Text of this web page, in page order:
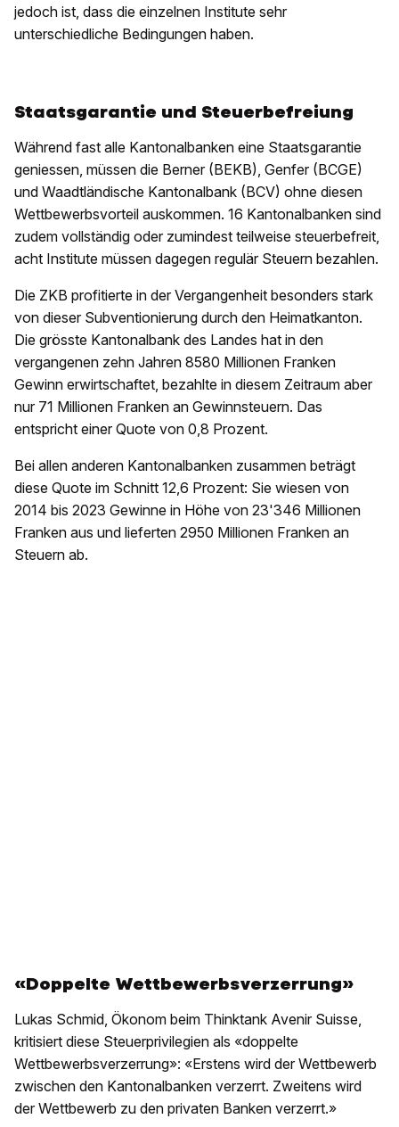
jedoch ist, dass die einzelnen Institute sehr
unterschiedliche Bedingungen haben.
Staatsgarantie und Steuerbefreiung
Während fast alle Kantonalbanken eine Staatsgarantie
geniessen, müssen die Berner (BEKB), Genfer (BCGE)
und Waadtländische Kantonalbank (BCV) ohne diesen
Wettbewerbsvorteil auskommen. 16 Kantonalbanken sind
zudem vollständig oder zumindest teilweise steuerbefreit,
acht Institute müssen dagegen regulär Steuern bezahlen.
Die ZKB profitierte in der Vergangenheit besonders stark
von dieser Subventionierung durch den Heimatkanton.
Die grösste Kantonalbank des Landes hat in den
vergangenen zehn Jahren 8580 Millionen Franken
Gewinn erwirtschaftet, bezahlte in diesem Zeitraum aber
nur 71 Millionen Franken an Gewinnsteuern. Das
entspricht einer Quote von 0,8 Prozent.
Bei allen anderen Kantonalbanken zusammen beträgt
diese Quote im Schnitt 12,6 Prozent: Sie wiesen von
2014 bis 2023 Gewinne in Höhe von 23'346 Millionen
Franken aus und lieferten 2950 Millionen Franken an
Steuern ab.
«Doppelte Wettbewerbsverzerrung»
Lukas Schmid, Ökonom beim Thinktank Avenir Suisse,
kritisiert diese Steuerprivilegien als «doppelte
Wettbewerbsverzerrung»: «Erstens wird der Wettbewerb
zwischen den Kantonalbanken verzerrt. Zweitens wird
der Wettbewerb zu den privaten Banken verzerrt.»